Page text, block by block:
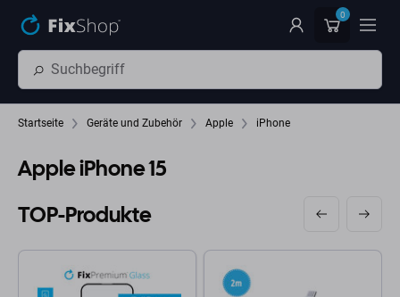
0
Startseite Geräte und Zubehör Apple iPhone
Apple iPhone 15
TOP-Produkte